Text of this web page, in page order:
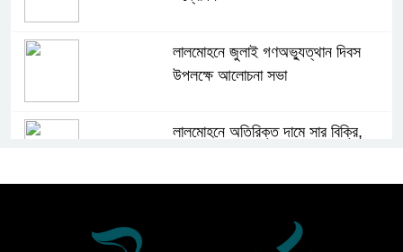
লালমোহনে জুলাই গণঅভ্যুত্থান দিবস
উপলক্ষে আলোচনা সভা
লালমোহনে অতিরিক্ত দামে সার বিক্রি,
মিয়া উন্নত চিকিৎসার জন্য চীনে গেলেন